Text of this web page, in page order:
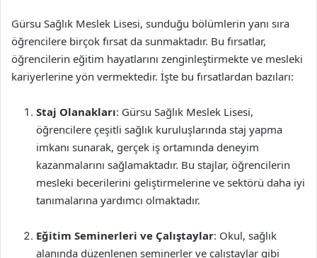
Gürsu Sağlık Meslek Lisesi, sunduğu bölümlerin yanı sıra
öğrencilere birçok fırsat da sunmaktadır. Bu fırsatlar,
öğrencilerin eğitim hayatlarını zenginleştirmekte ve mesleki
kariyerlerine yön vermektedir. İşte bu fırsatlardan bazıları:
Staj Olanakları: Gürsu Sağlık Meslek Lisesi,
öğrencilere çeşitli sağlık kuruluşlarında staj yapma
imkanı sunarak, gerçek iş ortamında deneyim
kazanmalarını sağlamaktadır. Bu stajlar, öğrencilerin
mesleki becerilerini geliştirmelerine ve sektörü daha iyi
tanımalarına yardımcı olmaktadır.
Eğitim Seminerleri ve Çalıştaylar: Okul, sağlık
alanında düzenlenen seminerler ve çalıştaylar gibi